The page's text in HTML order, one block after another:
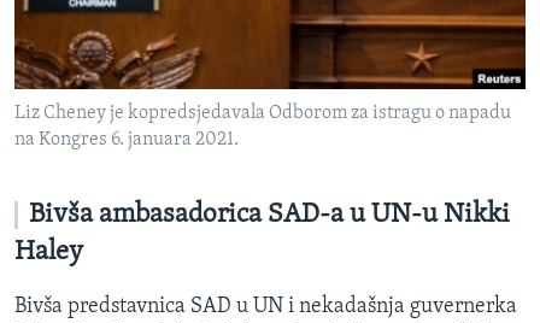
Liz Cheney je kopredsjedavala Odborom za istragu o napadu
na Kongres 6. januara 2021.
Bivša ambasadorica SAD-a u UN-u Nikki
Haley
Bivša predstavnica SAD u UN i nekadašnja guvernerka